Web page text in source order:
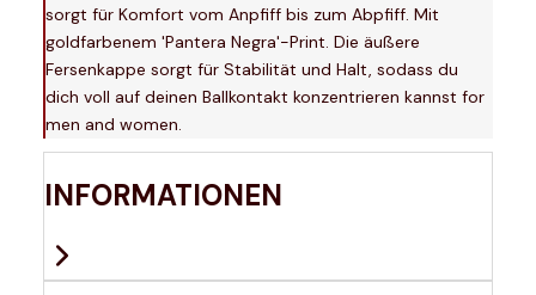
sorgt für Komfort vom Anpfiff bis zum Abpfiff. Mit
goldfarbenem 'Pantera Negra'-Print. Die äußere
Fersenkappe sorgt für Stabilität und Halt, sodass du
dich voll auf deinen Ballkontakt konzentrieren kannst for
men and women.
INFORMATIONEN